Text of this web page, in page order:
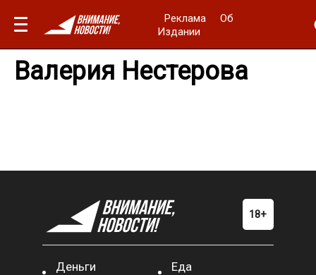
Реклама
Об
Издании
Валерия Нестерова
Деньги Еда